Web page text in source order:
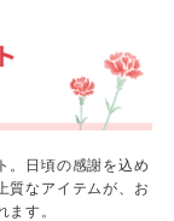
。日頃の感謝を込め
質なアイテムが、お
す。